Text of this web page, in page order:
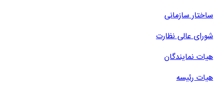
ساختار سازمانی
شورای عالی نظارت
هیات نمایندگان
هیات رئیسه